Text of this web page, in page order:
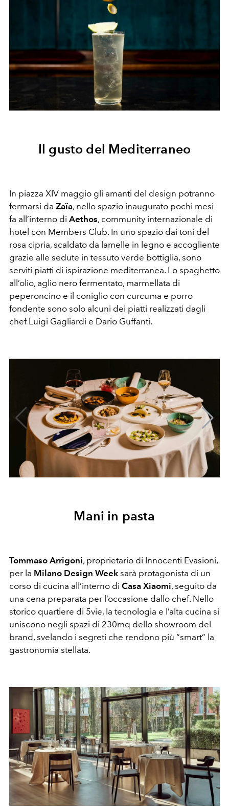
Il gusto del Mediterraneo
In piazza XIV maggio gli amanti del design potranno
fermarsi da Zaïa, nello spazio inaugurato pochi mesi
fa all’interno di Aethos, community internazionale di
hotel con Members Club. In uno spazio dai toni del
rosa cipria, scaldato da lamelle in legno e accogliente
grazie alle sedute in tessuto verde bottiglia, sono
serviti piatti di ispirazione mediterranea. Lo spaghetto
all’olio, aglio nero fermentato, marmellata di
peperoncino e il coniglio con curcuma e porro
fondente sono solo alcuni dei piatti realizzati dagli
chef Luigi Gagliardi e Dario Guffanti.
Mani in pasta
Tommaso Arrigoni, proprietario di Innocenti Evasioni,
per la Milano Design Week sarà protagonista di un
corso di cucina all’interno di Casa Xiaomi, seguito da
una cena preparata per l’occasione dallo chef. Nello
storico quartiere di 5vie, la tecnologia e l’alta cucina si
uniscono negli spazi di 230mq dello showroom del
brand, svelando i segreti che rendono più “smart” la
gastronomia stellata.